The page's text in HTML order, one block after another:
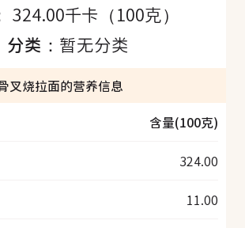
324.00千卡（100克）
分类： 暂无分类
叉烧拉面的营养信息
含量(100克)
324.00
11.00